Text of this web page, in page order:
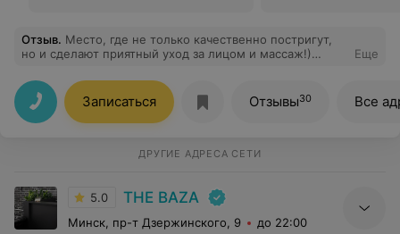
Отзыв. Место, где не только качественно постригут,
но и сделают приятный уход за лицом и массаж!)
Еще
Записаться Отзывы30 Все
ДРУГИЕ АДРЕСА СЕТИ
5.0 THE BAZA
Минск, пр-т Дзержинского, 9 до 22:00